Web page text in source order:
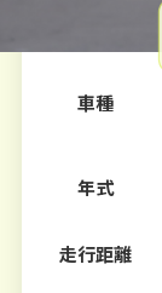
車種
年式
走行距離